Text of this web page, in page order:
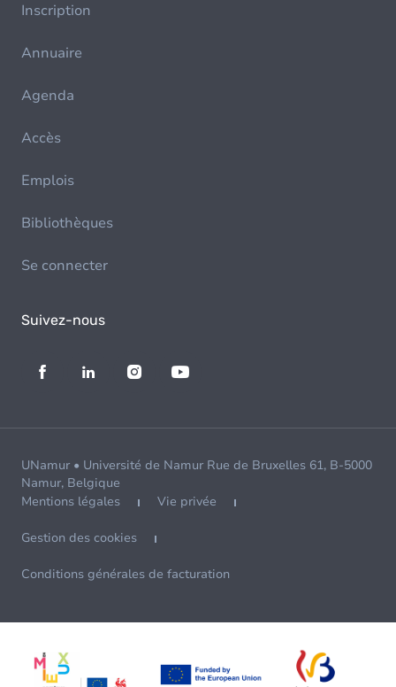
Inscription
Annuaire
Agenda
Accès
Emplois
Bibliothèques
Se connecter
Suivez-nous
UNamur • Université de Namur Rue de Bruxelles 61, B-5000
Namur, Belgique
Mentions légales
Vie privée
Gestion des cookies
Conditions générales de facturation